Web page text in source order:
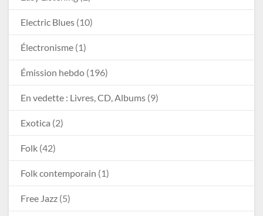
Electric Blues (10)
Électronisme (1)
Émission hebdo (196)
En vedette : Livres, CD, Albums (9)
Exotica (2)
Folk (42)
Folk contemporain (1)
Free Jazz (5)